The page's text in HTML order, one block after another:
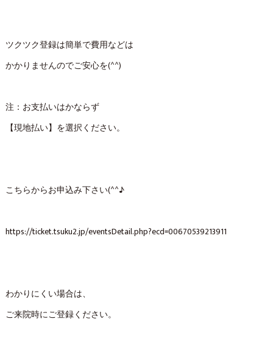
ツクツク登録は簡単で費用などは
かかりませんのでご安心を(^^)
注：お支払いはかならず
【現地払い】を選択ください。
こちらからお申込み下さい(^^♪
https://ticket.tsuku2.jp/eventsDetail.php?ecd=00670539213911
わかりにくい場合は、
ご来院時にご登録ください。